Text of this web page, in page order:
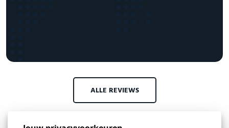
ALLE REVIEWS